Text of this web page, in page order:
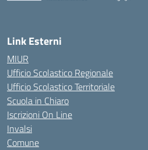
Link Esterni
MIUR
Ufficio Scolastico Regionale
Ufficio Scolastico Territoriale
Scuola in Chiaro
Iscrizioni On Line
Invalsi
Comune